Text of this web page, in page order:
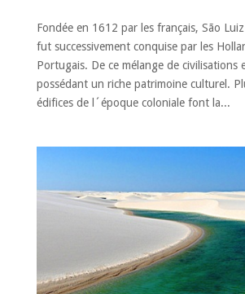
Fondée en 1612 par les français, São
fut successivement conquise par les
Portugais. De ce mélange de civilisations
possédant un riche patrimoine culturel.
édifices de l´époque coloniale font la...